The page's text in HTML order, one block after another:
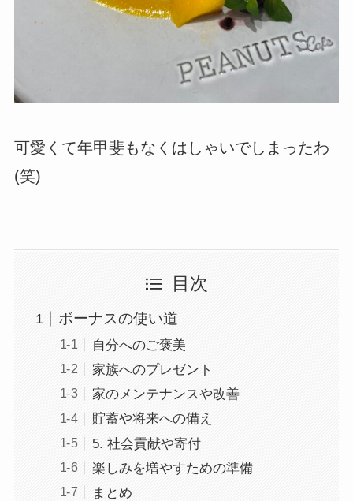
可愛くて年甲斐もなくはしゃいでしまったわ
(笑)
目次
ボーナスの使い道
自分へのご褒美
家族へのプレゼント
家のメンテナンスや改善
貯蓄や将来への備え
5. 社会貢献や寄付
楽しみを増やすための準備
まとめ